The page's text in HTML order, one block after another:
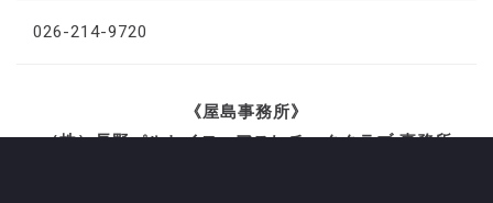
026-214-9720
《屋島事務所》
（株）長野パルセイロ・アスレチッククラブ 事務所